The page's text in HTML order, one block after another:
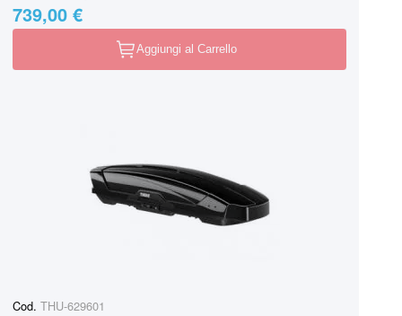
739,00 €
Aggiungi al Carrello
Cod. THU-629601